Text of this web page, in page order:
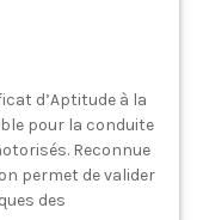
d’Aptitude à la
pour la conduite
Reconnue
permet de valider
des